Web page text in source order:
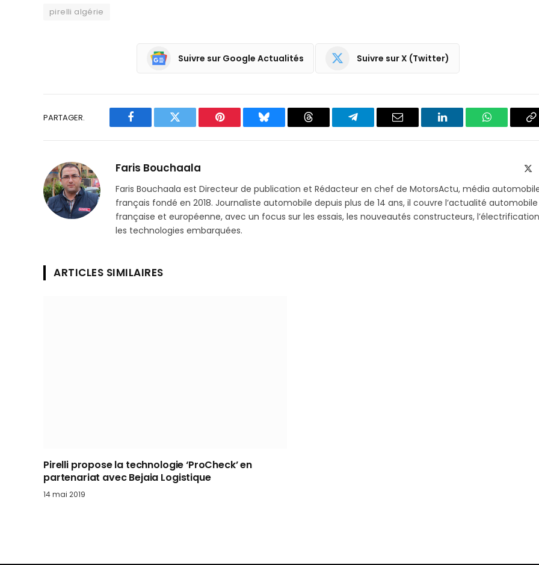
pirelli algérie
Suivre sur Google Actualités Suivre sur X (Twitter)
PARTAGER.
Facebook Twitter Pinterest Bluesky Threads
Partager
Email LinkedIn WhatsApp
Faris Bouchaala
Faris Bouchaala est Directeur de publication et Rédacteur en chef de MotorsActu, média
français fondé en 2018. Journaliste automobile depuis plus de 14 ans, il couvre l’actualité automobile
française et européenne, avec un focus sur les essais, les nouveautés constructeurs,
les technologies embarquées.
ARTICLES SIMILAIRES
Pirelli propose la technologie ‘ProCheck’ en
partenariat avec Bejaia Logistique
14 mai 2019